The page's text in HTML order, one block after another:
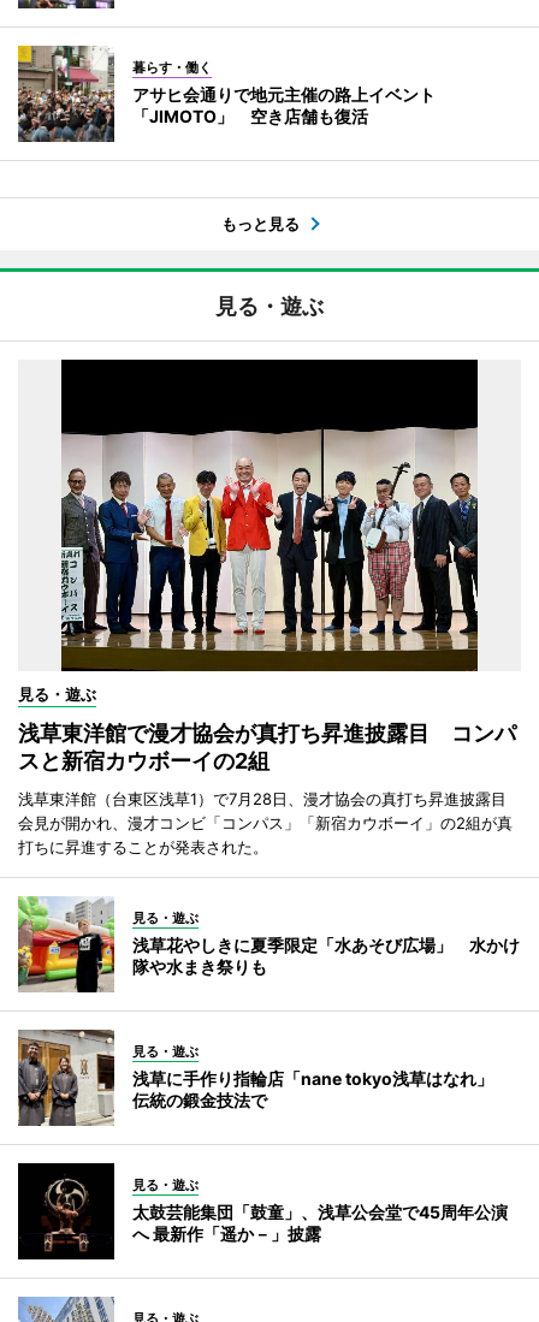
暮らす・働く
アサヒ会通りで地元主催の路上イベント
「JIMOTO」 空き店舗も復活
もっと見る
見る・遊ぶ
見る・遊ぶ
浅草東洋館で漫才協会が真打ち昇進披露目 コンパ
スと新宿カウボーイの2組
浅草東洋館（台東区浅草1）で7月28日、漫才協会の真打ち昇進披露目
会見が開かれ、漫才コンビ「コンパス」「新宿カウボーイ」の2組が真
打ちに昇進することが発表された。
見る・遊ぶ
浅草花やしきに夏季限定「水あそび広場」 水かけ
隊や水まき祭りも
見る・遊ぶ
浅草に手作り指輪店「nane tokyo浅草はなれ」
伝統の鍛金技法で
見る・遊ぶ
太鼓芸能集団「鼓童」、浅草公会堂で45周年公演
へ 最新作「遥か－」披露
見る・遊ぶ